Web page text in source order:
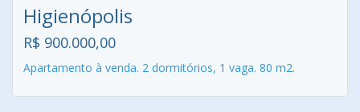
Higienópolis
R$ 900.000,00
Apartamento à venda. 2 dormitórios, 1 vaga. 80 m2.